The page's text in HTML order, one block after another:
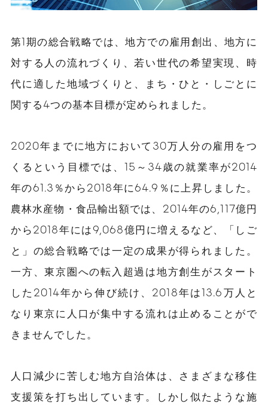
第1期の総合戦略では、地方での雇用創出、地方に
対する人の流れづくり、若い世代の希望実現、時
代に適した地域づくりと、まち・ひと・しごとに
関する4つの基本目標が定められました。
2020年までに地方において30万人分の雇用をつ
くるという目標では、15～34歳の就業率が2014
年の61.3％から2018年に64.9％に上昇しました。
農林水産物・食品輸出額では、2014年の6,117億円
から2018年には9,068億円に増えるなど、「しご
と」の総合戦略では一定の成果が得られました。
一方、東京圏への転入超過は地方創生がスタート
した2014年から伸び続け、2018年は13.6万人と
なり東京に人口が集中する流れは止めることがで
きませんでした。
人口減少に苦しむ地方自治体は、さまざまな移住
支援策を打ち出しています。しかし似たような施